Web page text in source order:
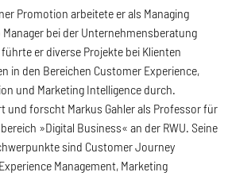
Promotion arbeitete er als Managing
bei der Unternehmensberatung
er diverse Projekte bei Klienten
in den Bereichen Customer Experience,
und Marketing Intelligence durch.
und forscht Markus Gahler als Professor für
»Digital Business« an der RWU. Seine
sind Customer Journey
Management, Marketing